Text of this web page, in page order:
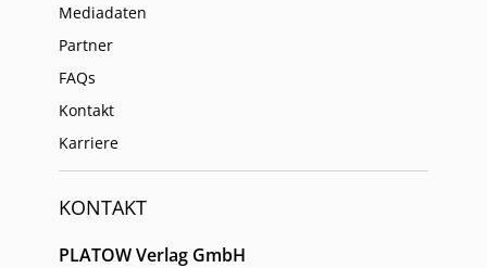
Mediadaten
Partner
FAQs
Kontakt
Karriere
KONTAKT
PLATOW Verlag GmbH